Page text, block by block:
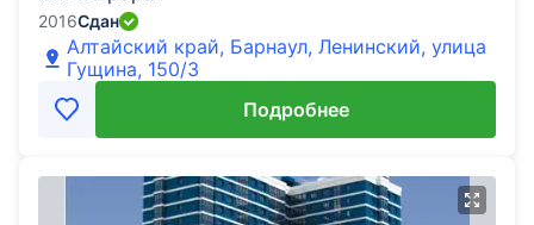
2016Сдан
Алтайский край, Барнаул, Ленинский, улица
Гущина, 150/3
Подробнее